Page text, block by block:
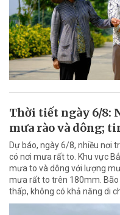
Thời tiết ngày 6/8:
mưa rào và dông;
Dự báo, ngày 6/8, nhiều nơi
có nơi mưa rất to. Khu vực
mưa to và dông với lượng
mưa rất to trên 180mm.
thấp, không có khả năng di